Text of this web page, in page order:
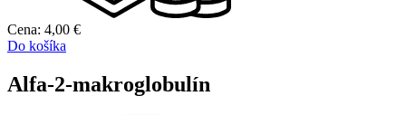
Cena: 4,00 €
Do košíka
Alfa-2-makroglobulín